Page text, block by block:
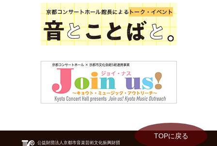
公益財団法人京都市音楽芸術文化振興財団
TOPに戻る